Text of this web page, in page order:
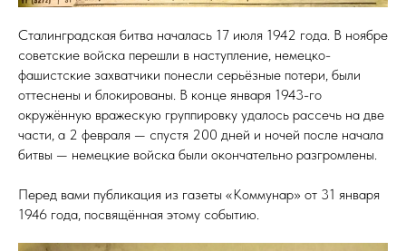
Сталинградская битва началась 17 июля 1942 года. В ноябре
советские войска перешли в наступление, немецко-
фашистские захватчики понесли серьёзные потери, были
оттеснены и блокированы. В конце января 1943-го
окружённую вражескую группировку удалось рассечь на две
части, а 2 февраля — спустя 200 дней и ночей после начала
битвы — немецкие войска были окончательно разгромлены.
Перед вами публикация из газеты «Коммунар» от 31 января
1946 года, посвящённая этому событию.